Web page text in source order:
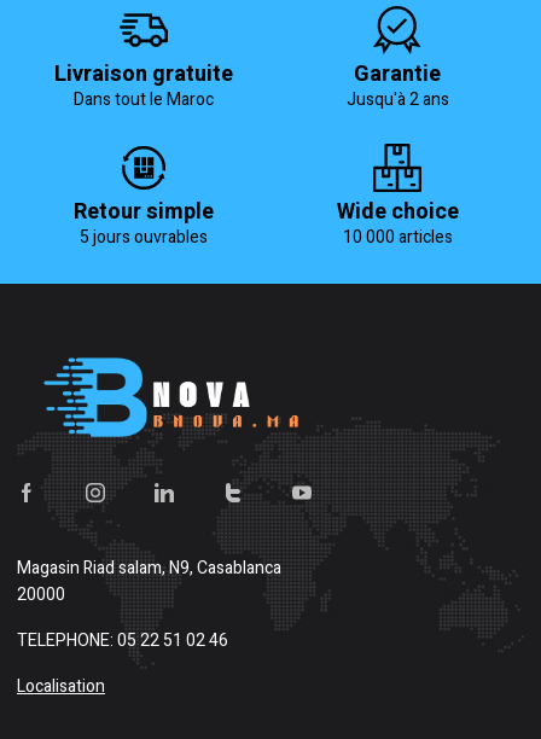
Livraison gratuite
Dans tout le Maroc
Garantie
Jusqu'à 2 ans
Retour simple
5 jours ouvrables
Wide choice
10 000 articles
MagasinRiad salam, N9, Casablanca
20000
TELEPHONE: 05 22 51 02 46
Localisation